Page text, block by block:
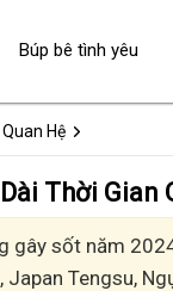
Hệ
Thời
gây sốt năm
Japan Tengsu,
Búp bê tình yêu